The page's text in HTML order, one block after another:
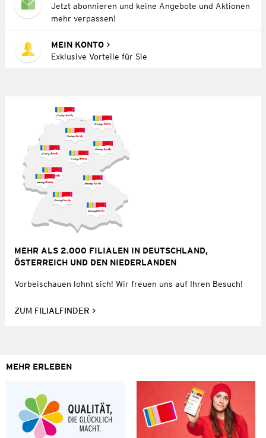
Jetzt abonnieren und keine Angebote und Aktionen
mehr verpassen!
MEIN KONTO
Exklusive Vorteile für Sie
MEHR ALS 2.000 FILIALEN IN DEUTSCHLAND,
ÖSTERREICH UND DEN NIEDERLANDEN
Vorbeischauen lohnt sich! Wir freuen uns auf Ihren Besuch!
ZUM FILIALFINDER
MEHR ERLEBEN